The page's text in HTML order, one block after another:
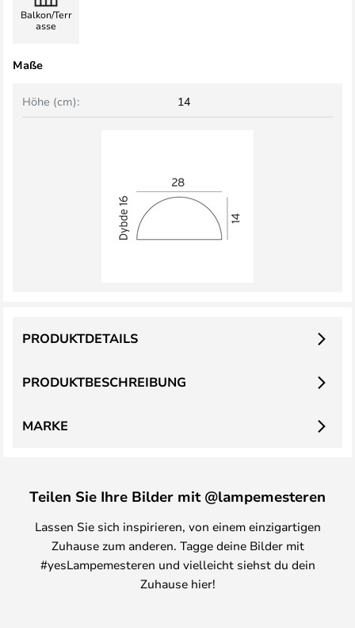
Balkon/Terr
asse
Maße
Höhe (cm): 14
PRODUKTBESCHREIBUNG
PRODUKTDETAILS
MARKE
Teilen Sie Ihre Bilder mit @lampemesteren
Lassen Sie sich inspirieren, von einem einzigartigen
Zuhause zum anderen. Tagge deine Bilder mit
#yesLampemesteren und vielleicht siehst du dein
Zuhause hier!